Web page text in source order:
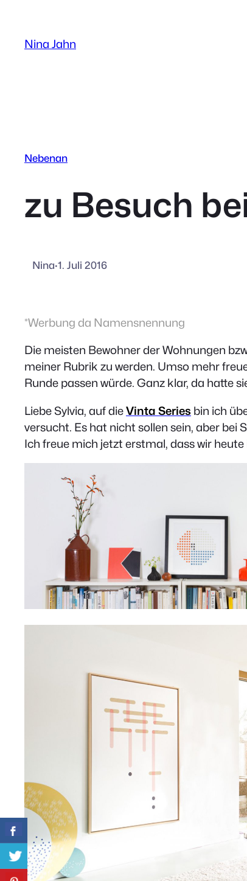
springen
Nina Jahn
Nebenan
zu Besuch
Nina·1. Juli 2016
*Werbung da Namensnennung
Die meisten Bewohner der Wohnungen
meiner Rubrik zu werden. Umso mehr
Runde passen würde. Ganz klar, da hatte
Liebe Sylvia, auf dieVinta Series bin ich
versucht. Es hat nicht sollen sein, aber
Ich freue mich jetzt erstmal, dass wir